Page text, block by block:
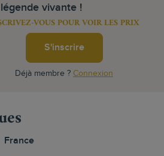
vivante !
VOUS POUR VOIR LES PRIX
S'inscrire
Déjà membre ? Connexion
France